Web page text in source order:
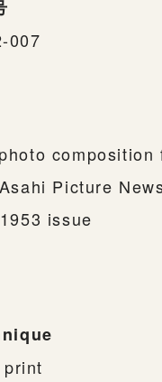
007
composition
Picture
issue